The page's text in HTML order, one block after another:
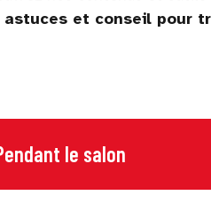
et conseil pour
le salon